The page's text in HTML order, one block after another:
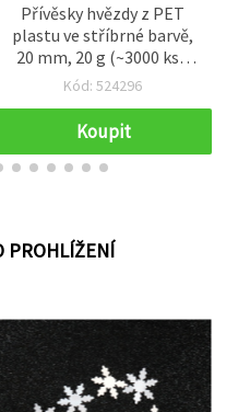
Přívěsky hvězdy z PET
plastu ve stříbrné barvě,
20 mm, 20 g (~3000 ks),
pro kreativní tvoření
Kód: 524296
Koupit
PROHLÍŽENÍ